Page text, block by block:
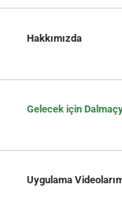
Hakkımızda
Gelecek için
Uygulama